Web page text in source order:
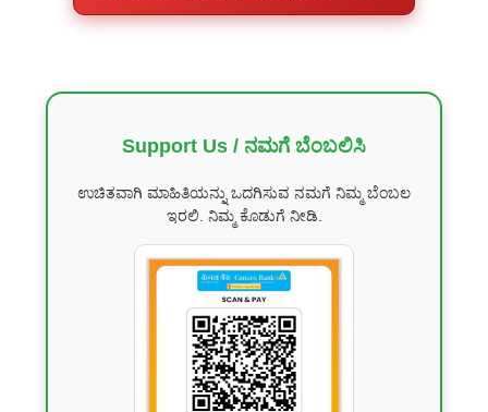
Support Us / ನಮಗೆ ಬೆಂಬಲಿಸಿ
ಉಚಿತವಾಗಿ ಮಾಹಿತಿಯನ್ನು ಒದಗಿಸುವ ನಮಗೆ ನಿಮ್ಮ ಬೆಂಬಲ
ಇರಲಿ. ನಿಮ್ಮ ಕೊಡುಗೆ ನೀಡಿ.